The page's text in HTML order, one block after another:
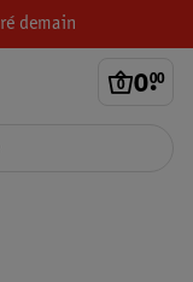
demain
0.
00